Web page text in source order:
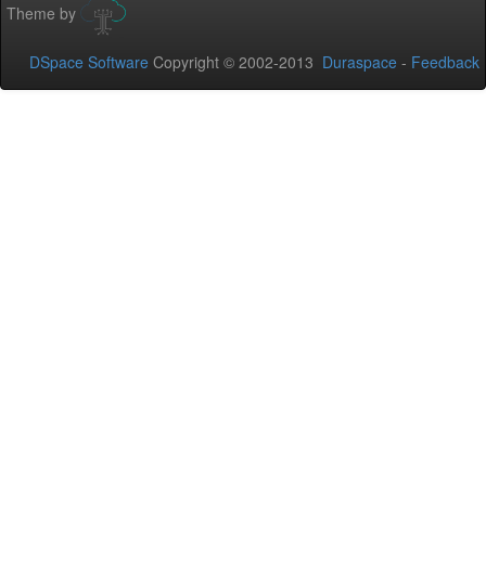
Theme by
DSpace Software Copyright © 2002-2013 Duraspace - Feedback